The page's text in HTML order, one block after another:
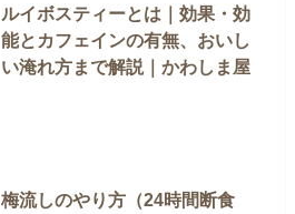
ルイボスティーとは｜効果・効
能とカフェインの有無、おいし
い淹れ方まで解説｜かわしま屋
梅流しのやり方（24時間断食